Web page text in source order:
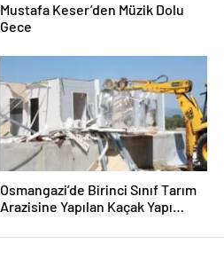
Mustafa Keser’den Müzik Dolu
Gece
Osmangazi’de Birinci Sınıf Tarım
Arazisine Yapılan Kaçak Yapı